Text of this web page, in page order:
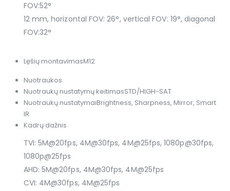
FOV:52°
12 mm, horizontal FOV: 26°, vertical FOV: 19°, diagonal
FOV:32°
Lęšių montavimasM12
Nuotraukos
Nuotraukų nustatymų keitimasSTD/HIGH-SAT
Nuotraukų nustatymaiBrightness, Sharpness, Mirror, Smart
IR
Kadrų dažnis
TVI: 5M@20fps, 4M@30fps, 4M@25fps, 1080p@30fps,
1080p@25fps
AHD: 5M@20fps, 4M@30fps, 4M@25fps
CVI: 4M@30fps, 4M@25fps